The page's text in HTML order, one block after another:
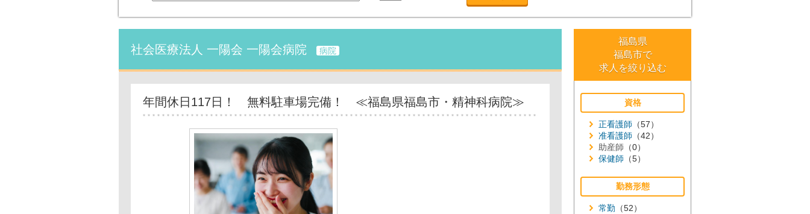
福島県
福島市で
求人を絞り込む
資格
正看護師 （57）
准看護師 （42）
助産師 （0）
保健師 （5）
勤務形態
常勤 （52）
社会医療法人 一陽会 一陽会病院 病院
年間休日117日！ 無料駐車場完備！ ≪福島県福島市・精神科病院≫